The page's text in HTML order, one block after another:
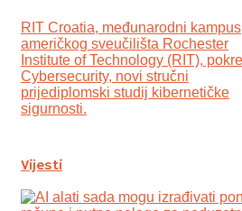
RIT Croatia, međunarodni kampus
američkog sveučilišta Rochester
Institute of Technology (RIT),
Cybersecurity, novi stručni
prijediplomski studij kibernetičke
sigurnosti.
Vijesti